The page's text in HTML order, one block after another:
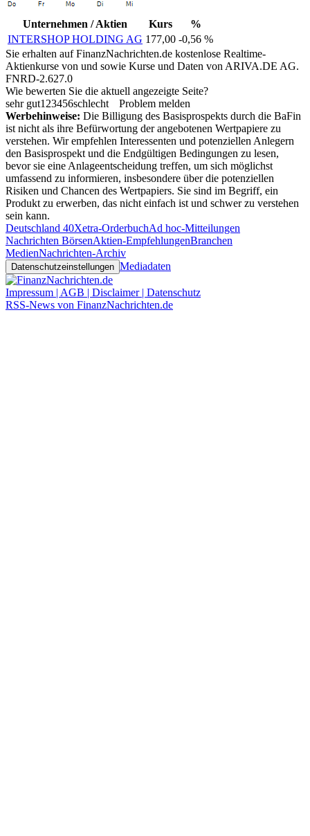
Unternehmen / Aktien Kurs
%
INTERSHOP HOLDING AG 177,00 -0,56 %
Sie erhalten auf FinanzNachrichten.de kostenlose Realtime-
Aktienkurse von und sowie Kurse und Daten von ARIVA.DE AG.
FNRD-2.627.0
Wie bewerten Sie die aktuell angezeigte Seite?
sehr gut1 23456schlecht
Problem melden
Werbehinweise: Die Billigung des Basisprospekts durch die BaFin
ist nicht als ihre Befürwortung der angebotenen Wertpapiere zu
verstehen. Wir empfehlen Interessenten und potenziellen Anlegern
den Basisprospekt und die Endgültigen Bedingungen zu lesen,
bevor sie eine Anlageentscheidung treffen, um sich möglichst
umfassend zu informieren, insbesondere über die potenziellen
Risiken und Chancen des Wertpapiers. Sie sind im Begriff, ein
Produkt zu erwerben, das nicht einfach ist und schwer zu verstehen
sein kann.
Deutschland 40Xetra-OrderbuchAd hoc-Mitteilungen
Nachrichten BörsenAktien-EmpfehlungenBranchen
MedienNachrichten-Archiv
Datenschutzeinstellungen Mediadaten
Impressum | AGB | Disclaimer | Datenschutz
RSS-News von FinanzNachrichten.de